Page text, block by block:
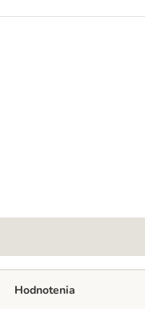
Chicken & Pomegranate
Hodnotenia